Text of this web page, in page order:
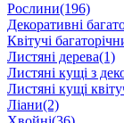
Рослини(196)
Декоративні
Квітучі
Листяні дерева(1)
Листяні кущі з
Листяні кущі
Ліани(2)